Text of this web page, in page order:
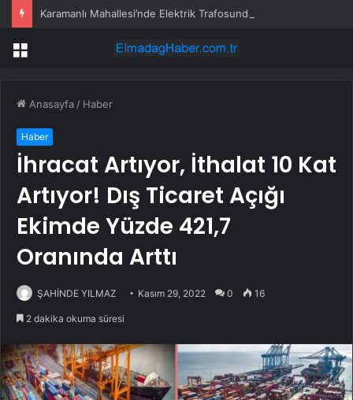
Menü
Anasayfa / Haber
Haber
İhracat Artıyor, İthalat 10 Kat
Artıyor! Dış Ticaret Açığı
Ekimde Yüzde 421,7
Oranında Arttı
ŞAHİNDE YILMAZ Kasım 29, 2022 0 16
2 dakika okuma süresi